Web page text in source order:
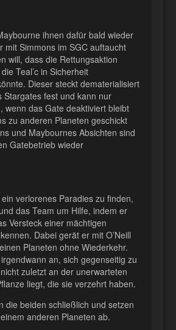
ihnen dafür bald wieder
mit Simmons im SGC auftaucht
will, dass die Rettungsaktion
Teal’c in Sicherheit
Dieser steckt dematerialisiert
Stargates fest und kann nur
wenn das Gate deaktiviert bleibt
zu anderen Planeten geschickt
und Maybournes Absichten sind
Gatebetrieb wieder
verlorenes Paradies zu finden,
das Team um Hilfe, indem er
Versteck einer mächtigen
Dabei gerät er mit O’Neill
Planeten ohne Wiederkehr.
an, sich gegenseitig zu
zuletzt an der unerwarteten
liegt, die sie verzehrt haben.
die beiden schließlich und setzen
anderen Planeten ab.